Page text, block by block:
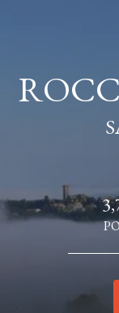
SAN LEO,